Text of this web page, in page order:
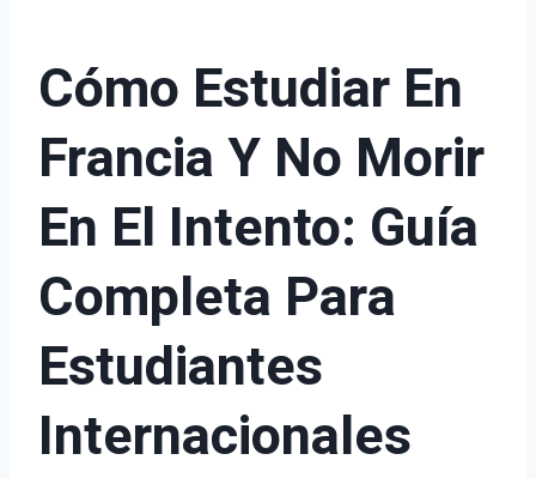
Cómo Estudiar En
Francia Y No Morir
En El Intento: Guía
Completa Para
Estudiantes
Internacionales